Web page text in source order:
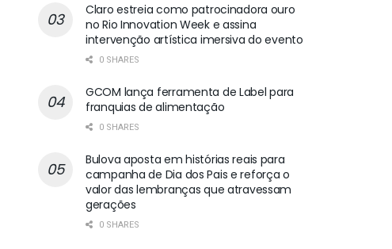
Claro estreia como patrocinadora ouro
no Rio Innovation Week e assina
intervenção artística imersiva do evento
0 SHARES
GCOM lança ferramenta de Label para
franquias de alimentação
0 SHARES
Bulova aposta em histórias reais para
campanha de Dia dos Pais e reforça o
valor das lembranças que atravessam
gerações
0 SHARES